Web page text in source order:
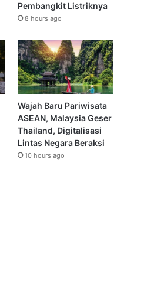
Pembangkit Listriknya
8 hours ago
Wajah Baru Pariwisata
ASEAN, Malaysia Geser
Thailand, Digitalisasi
Lintas Negara Beraksi
10 hours ago